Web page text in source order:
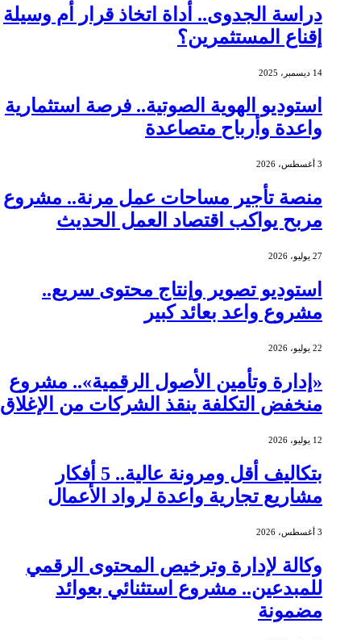
دراسة الجدوى.. أداة اتخاذ قرار أم وسيلة
إقناع المستثمرين؟
14 ديسمبر، 2025
استوديو الهوية الصوتية.. فرصة استثمارية
واعدة وأرباح متصاعدة
3 أغسطس، 2026
منصة تأجير مساحات عمل مرنة.. مشروع
مربح يواكب اقتصاد العمل الحديث
27 يوليو، 2026
استوديو تصوير وإنتاج محتوى سريع..
مشروع واعد بعائد كبير
22 يوليو، 2026
«إدارة وتأمين الأصول الرقمية».. مشروع
منخفض التكلفة ينقذ الشركات من الإغلاق
12 يوليو، 2026
بتكاليف أقل ومرونة عالية.. 5 أفكار
مشاريع تجارية واعدة لرواد الأعمال
3 أغسطس، 2026
وكالة لإدارة وترخيص المحتوى الرقمي
للمبدعين.. مشروع استثنائي بعوائد
مضمونة